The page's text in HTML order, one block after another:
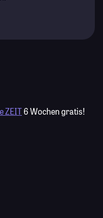
ZEIT6 Wochen gratis!